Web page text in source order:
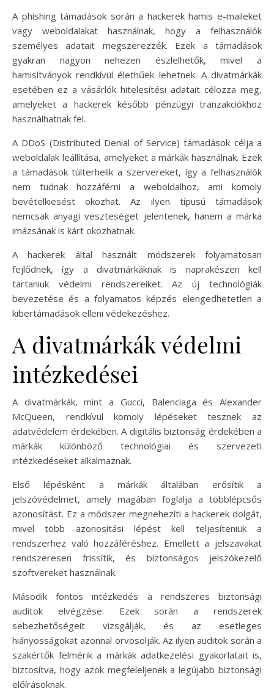
A phishing támadások során a hackerek hamis e-maileket
vagy weboldalakat használnak, hogy a felhasználók
személyes adatait megszerezzék. Ezek a támadások
gyakran nagyon nehezen észlelhetők, mivel a
hamisítványok rendkívül élethűek lehetnek. A divatmárkák
esetében ez a vásárlók hitelesítési adatait célozza meg,
amelyeket a hackerek később pénzügyi tranzakciókhoz
használhatnak fel.
A DDoS (Distributed Denial of Service) támadások célja a
weboldalak leállítása, amelyeket a márkák használnak. Ezek
a támadások túlterhelik a szervereket, így a felhasználók
nem tudnak hozzáférni a weboldalhoz, ami komoly
bevételkiesést okozhat. Az ilyen típusú támadások
nemcsak anyagi veszteséget jelentenek, hanem a márka
imázsának is kárt okozhatnak.
A hackerek által használt módszerek folyamatosan
fejlődnek, így a divatmárkáknak is naprakészen kell
tartaniuk védelmi rendszereiket. Az új technológiák
bevezetése és a folyamatos képzés elengedhetetlen a
kibertámadások elleni védekezéshez.
A divatmárkák védelmi
intézkedései
A divatmárkák, mint a Gucci, Balenciaga és Alexander
McQueen, rendkívül komoly lépéseket tesznek az
adatvédelem érdekében. A digitális biztonság érdekében a
márkák különböző technológiai és szervezeti
intézkedéseket alkalmaznak.
Első lépésként a márkák általában erősítik a
jelszóvédelmet, amely magában foglalja a többlépcsős
azonosítást. Ez a módszer megnehezíti a hackerek dolgát,
mivel több azonosítási lépést kell teljesíteniük a
rendszerhez való hozzáféréshez. Emellett a jelszavakat
rendszeresen frissítik, és biztonságos jelszókezelő
szoftvereket használnak.
Második fontos intézkedés a rendszeres biztonsági
auditok elvégzése. Ezek során a rendszerek
sebezhetőségeit vizsgálják, és az esetleges
hiányosságokat azonnal orvosolják. Az ilyen auditok során a
szakértők felmérik a márkák adatkezelési gyakorlatait is,
biztosítva, hogy azok megfeleljenek a legújabb biztonsági
előírásoknak.